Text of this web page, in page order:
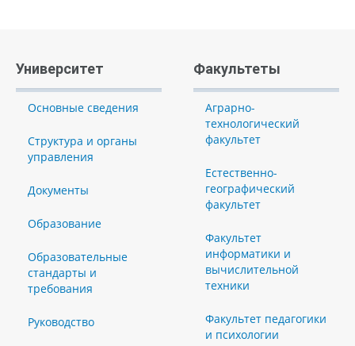
Университет
Основные сведения
Структура и органы
управления
Документы
Образование
Образовательные
стандарты и
требования
Руководство
Факультеты
Аграрно-
технологический
факультет
Естественно-
географический
факультет
Факультет
информатики и
вычислительной
техники
Факультет педагогики
и психологии